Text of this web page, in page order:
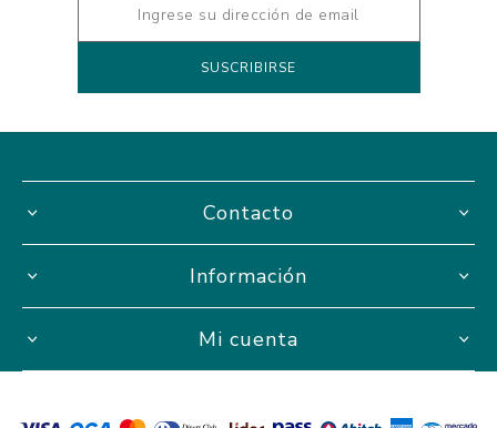
Contacto
Información
Mi cuenta